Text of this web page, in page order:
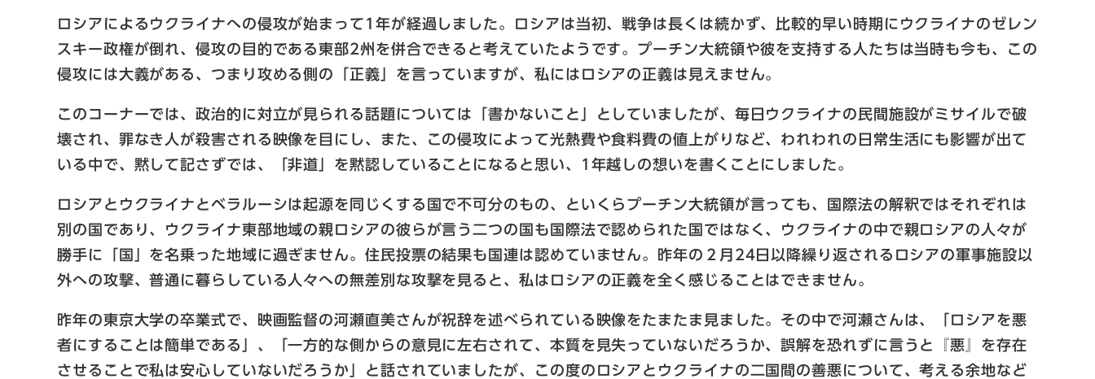
ロシアによるウクライナへの侵攻が始まって1年が経過しました。ロシアは当初、戦争は長くは続かず、比較的早い時期にウクライナのゼレン
スキー政権が倒れ、侵攻の目的である東部2州を併合できると考えていたようです。プーチン大統領や彼を支持する人たちは当時も今も、この
侵攻には大義がある、つまり攻める側の「正義」を言っていますが、私にはロシアの正義は見えません。
このコーナーでは、政治的に対立が見られる話題については「書かないこと」としていましたが、毎日ウクライナの民間施設がミサイルで破
壊され、罪なき人が殺害される映像を目にし、また、この侵攻によって光熱費や食料費の値上がりなど、われわれの日常生活にも影響が出て
いる中で、黙して記さずでは、「非道」を黙認していることになると思い、1年越しの想いを書くことにしました。
ロシアとウクライナとベラルーシは起源を同じくする国で不可分のもの、といくらプーチン大統領が言っても、国際法の解釈ではそれぞれは
別の国であり、ウクライナ東部地域の親ロシアの彼らが言う二つの国も国際法で認められた国ではなく、ウクライナの中で親ロシアの人々が
勝手に「国」を名乗った地域に過ぎません。住民投票の結果も国連は認めていません。昨年の２月24日以降繰り返されるロシアの軍事施設以
外への攻撃、普通に暮らしている人々への無差別な攻撃を見ると、私はロシアの正義を全く感じることはできません。
昨年の東京大学の卒業式で、映画監督の河瀬直美さんが祝辞を述べられている映像をたまたま見ました。その中で河瀬さんは、「ロシアを悪
者にすることは簡単である」、「一方的な側からの意見に左右されて、本質を見失っていないだろうか、誤解を恐れずに言うと『悪』を存在
させることで私は安心していないだろうか」と話されていましたが、この度のロシアとウクライナの二国間の善悪について、考える余地など